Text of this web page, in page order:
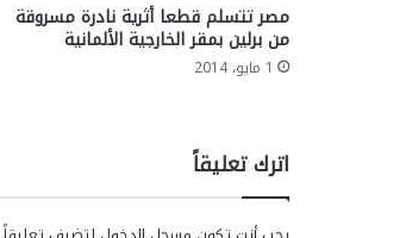
مصر تتسلم قطعا أثرية نادرة مسروقة
من برلين بمقر الخارجية الألمانية
1 مايو، 2014
اترك تعليقاً